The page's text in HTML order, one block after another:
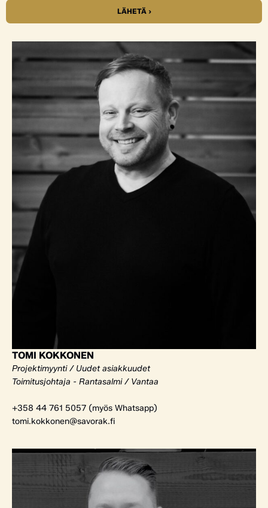
LÄHETÄ ›
TOMI KOKKONEN
Projektimyynti / Uudet asiakkuudet
Toimitusjohtaja - Rantasalmi / Vantaa
+358 44 761 5057 (myös Whatsapp)
tomi.kokkonen@savorak.fi